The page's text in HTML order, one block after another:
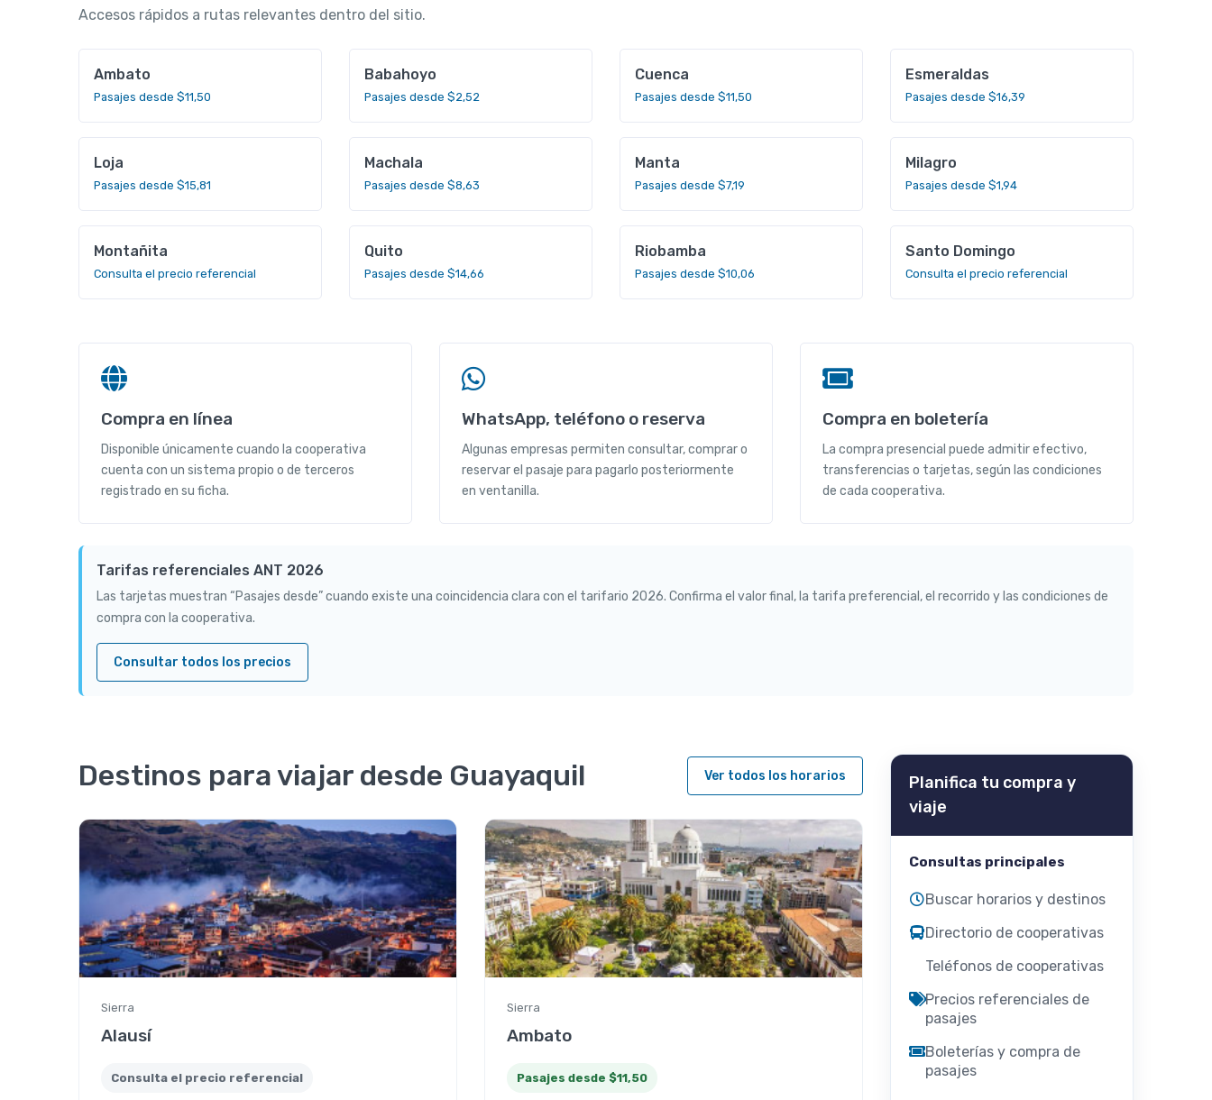
Accesos rápidos a rutas relevantes dentro del sitio.
Ambato
Pasajes desde $11,50
Babahoyo
Pasajes desde $2,52
Cuenca
Pasajes desde $11,50
Esmeraldas
Pasajes desde $16,39
Loja
Pasajes desde $15,81
Machala
Pasajes desde $8,63
Manta
Pasajes desde $7,19
Milagro
Pasajes desde $1,94
Montañita
Consulta el precio referencial
Quito
Pasajes desde $14,66
Riobamba
Pasajes desde $10,06
Santo Domingo
Consulta el precio referencial
Compra en línea
Disponible únicamente cuando la cooperativa
cuenta con un sistema propio o de terceros
registrado en su ficha.
WhatsApp, teléfono o reserva
Algunas empresas permiten consultar, comprar o
reservar el pasaje para pagarlo posteriormente
en ventanilla.
Compra en boletería
La compra presencial puede admitir efectivo,
transferencias o tarjetas, según las condiciones
de cada cooperativa.
Tarifas referenciales ANT 2026
Las tarjetas muestran “Pasajes desde” cuando existe una coincidencia clara con el tarifario 2026. Confirma el valor final, la tarifa preferencial, el recorrido y las condiciones de
compra con la cooperativa.
Consultar todos los precios
Destinos para viajar desde Guayaquil Ver todos los horarios
Sierra
Alausí
Consulta el precio referencial
Sierra
Ambato
Pasajes desde $11,50
Planifica tu compra y
viaje
Consultas principales
Buscar horarios y destinos
Directorio de cooperativas
Teléfonos de cooperativas
Precios referenciales de
pasajes
Boleterías y compra de
pasajes